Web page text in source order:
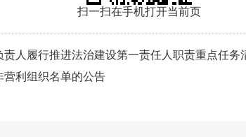
扫一扫在手机打开当前页
人履行推进法治建设第一责任人职责重点任务
营利组织名单的公告